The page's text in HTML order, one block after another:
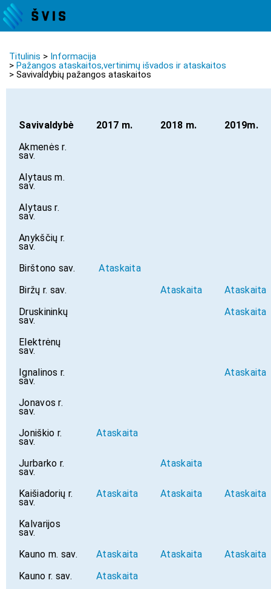
Titulinis
Informacija
Pažangos ataskaitos,vertinimų išvados ir ataskaitos
Savivaldybių pažangos ataskaitos
Savivaldybė 2017 m. 2018 m.
2019m.
Akmenės r.
sav.
Alytaus m.
sav.
Alytaus r.
sav.
Anykščių r.
sav.
Birštono sav.
Ataskaita
Biržų r. sav.
Ataskaita
Ataskaita
Druskininkų
sav.
Ataskaita
Elektrėnų
sav.
Ignalinos r.
sav.
Ataskaita
Jonavos r.
sav.
Joniškio r.
sav.
Ataskaita
Jurbarko r.
sav.
Ataskaita
Kaišiadorių r.
sav.
Ataskaita Ataskaita Ataskaita
Kalvarijos
sav.
Kauno m. sav.
Ataskaita Ataskaita
Ataskaita
Kauno r. sav.
Ataskaita